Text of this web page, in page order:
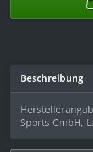
Beschreibung
Sports GmbH,